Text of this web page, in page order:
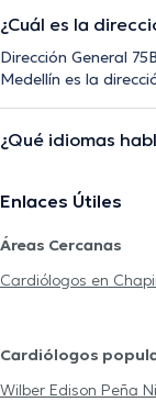
¿Cuál es la
Dirección General
Medellín es la
¿Qué idiomas
Enlaces Útiles
Áreas Cercanas
Cardiólogos en
Cardiólogos
Wilber Edison Peña